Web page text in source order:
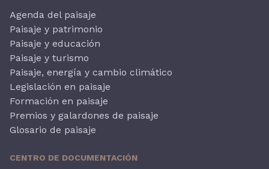
Agenda del paisaje
Paisaje y patrimonio
Paisaje y educación
Paisaje y turismo
Paisaje, energía y cambio climático
Legislación en paisaje
Formación en paisaje
Premios y galardones de paisaje
Glosario de paisaje
CENTRO DE DOCUMENTACIÓN